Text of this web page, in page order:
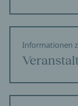
Informationen